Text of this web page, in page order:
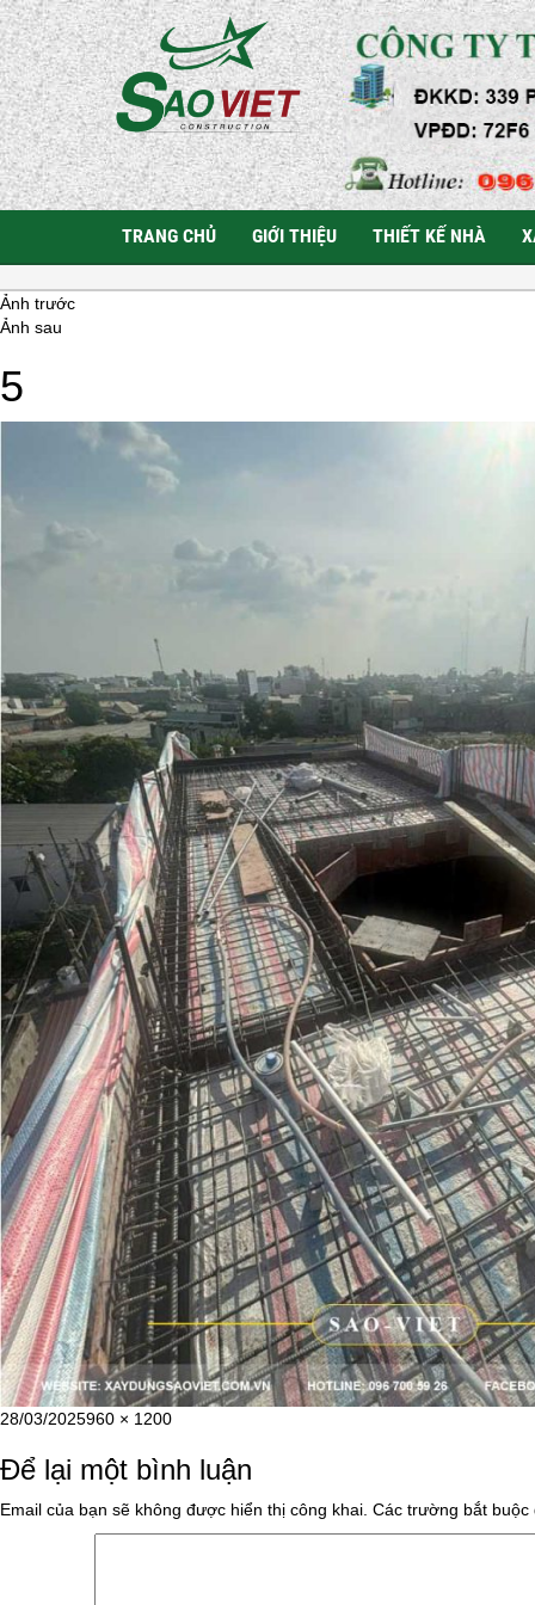
TRANG CHỦ GIỚI THIỆU THIẾT KẾ NHÀ
Ảnh trước
Ảnh sau
5
Đăng
ngày
28/03/2025Kích
đầy
960 × 1200
Để lại một bình luận
Email của bạn sẽ không được hiển thị công khai. Các trường bắt buộc